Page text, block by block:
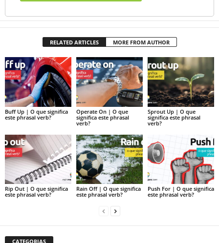
RELATED ARTICLES MORE FROM AUTHOR
Buff Up | O que significa
este phrasal verb?
Operate On | O que
significa este phrasal
verb?
Sprout Up | O que
significa este phrasal
verb?
Rip Out | O que significa
este phrasal verb?
Rain Off | O que significa
este phrasal verb?
Push For | O que significa
este phrasal verb?
CATEGORIAS